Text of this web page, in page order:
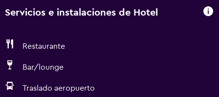
Servicios e instalaciones de Hotel
Restaurante
Bar/lounge
Traslado aeropuerto